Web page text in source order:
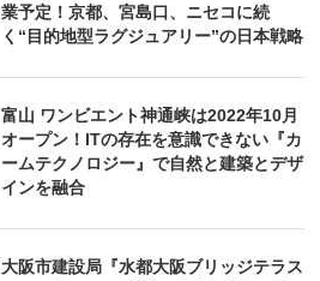
業予定！京都、宮島口、ニセコに続
く“目的地型ラグジュアリー”の日本戦略
富山 ワンビエント神通峡は2022年10月
オープン！ITの存在を意識できない『カ
ームテクノロジー』で自然と建築とデザ
インを融合
大阪市建設局『水都大阪ブリッジテラス